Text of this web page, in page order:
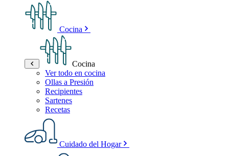
Cocina
Cocina
Ver todo en cocina
Ollas a Presión
Recipientes
Sartenes
Recetas
Cuidado del Hogar